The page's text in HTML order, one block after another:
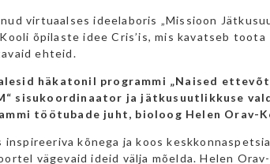
virtuaalses ideelaboris „Missioon
õpilaste idee Cris’is, mis kavatseb toota
ehteid.
häkatonil programmi „Naised
sisukoordinaator ja jätkusuutlikkuse
töötubade juht, bioloog Helen Orav-
inspireeriva kõnega ja koos
vägevaid ideid välja mõelda. Helen